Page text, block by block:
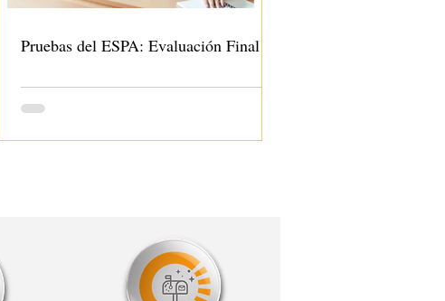
Pruebas del ESPA: Evaluación Final